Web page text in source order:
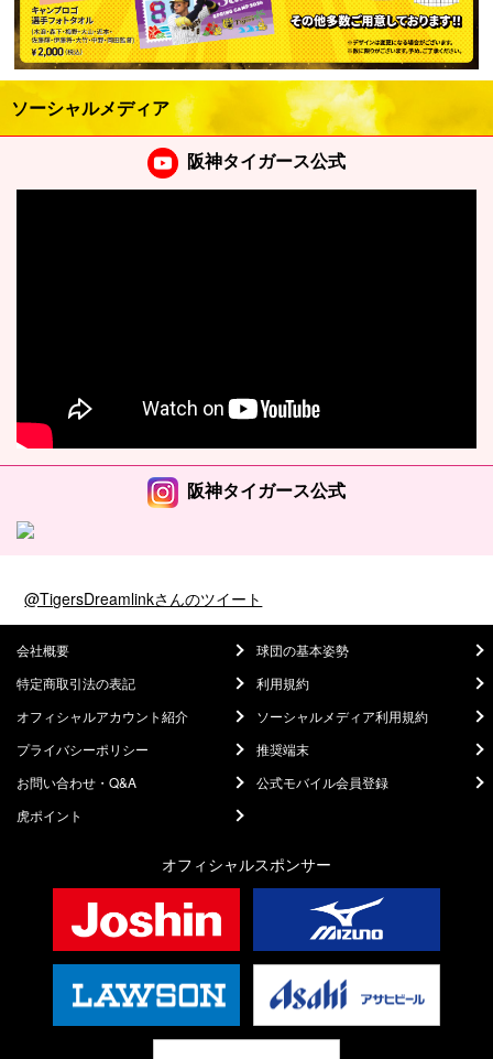
ソーシャルメディア
阪神タイガース公式
阪神タイガース公式
@TigersDreamlinkさんのツイート
会社概要
球団の基本姿勢
特定商取引法の表記
利用規約
オフィシャルアカウント紹介
ソーシャルメディア利用規約
プライバシーポリシー
推奨端末
お問い合わせ・Q&A
公式モバイル会員登録
虎ポイント
オフィシャルスポンサー